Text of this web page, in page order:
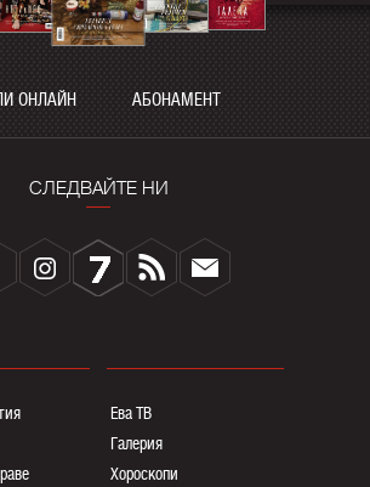
ОНЛАЙН АБОНАМЕНТ
СЛЕДВАЙТЕ НИ
Ева ТВ
Галерия
Хороскопи